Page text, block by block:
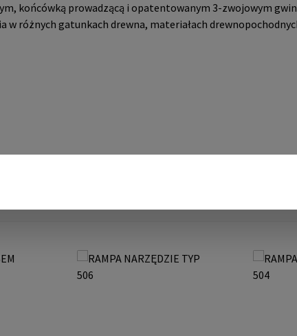
końcówką prowadzącą i opatentowanym 3-zwojowym
w różnych gatunkach drewna, materiałach